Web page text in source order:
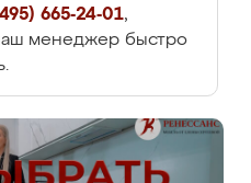
665-24-01,
менеджер быстро